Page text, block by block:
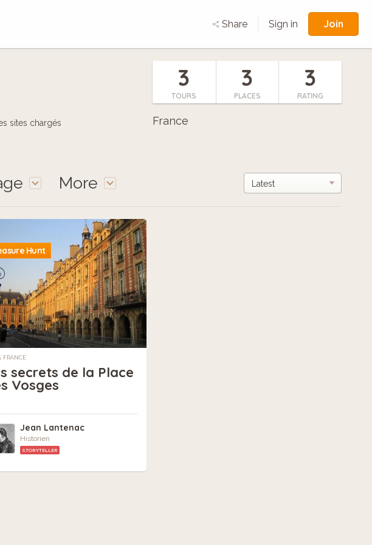
Share Sign in Join
sites chargés
3
TOURS
3
PLACES
3
RATING
France
More
Hunt
FRANCE
secrets de la Place
Vosges
Jean Lantenac
Historien
STORYTELLER